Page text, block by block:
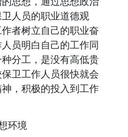
人员的职业道德观
者树立自己的职业奋
员明白自己的工作同
分工，是没有高低贵
卫工作人员很快就会
，积极的投入到工作
环境